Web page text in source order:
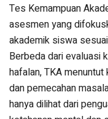
Tes Kemampuan
asesmen yang
akademik siswa
Berbeda dari evaluasi
hafalan, TKA
dan pemecahan
hanya dilihat dari